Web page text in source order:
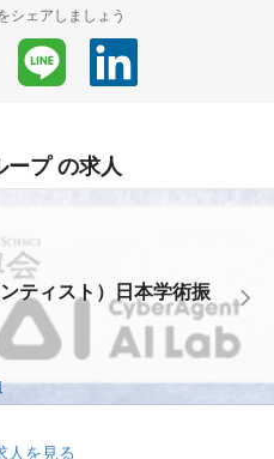
シェアしましょう
ープ の求人
ティスト）日本学術振
人を見る